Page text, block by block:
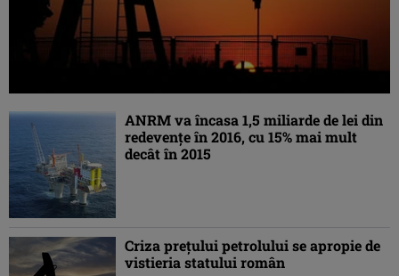
ANRM va încasa 1,5 miliarde de lei din
redevenţe în 2016, cu 15% mai mult
decât în 2015
Criza preţului petrolului se apropie de
vistieria statului român